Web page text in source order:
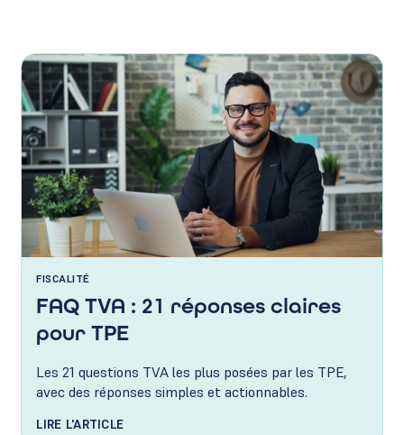
FISCALITÉ
FAQ TVA : 21 réponses claires
pour TPE
Les 21 questions TVA les plus posées par les TPE,
avec des réponses simples et actionnables.
LIRE L'ARTICLE